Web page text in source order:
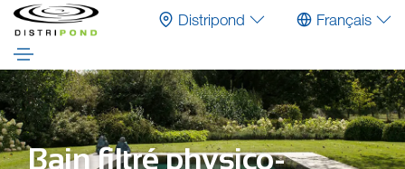
Distripond Français
Bain filtré physico-